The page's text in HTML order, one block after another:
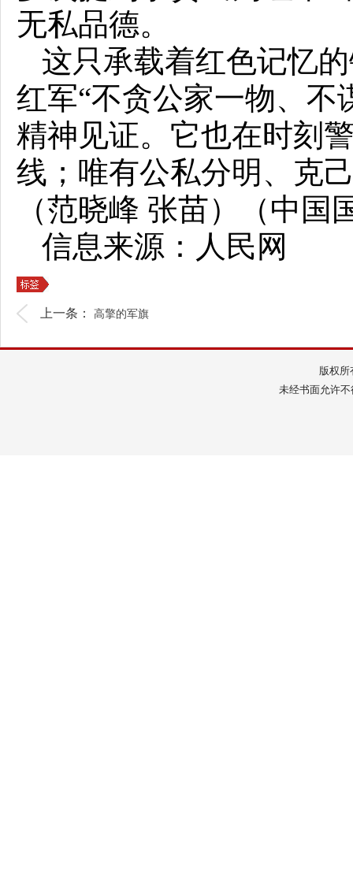
无私品德。
这只承载着红色记忆
红军“不贪公家一物、不
精神见证。它也在时刻
线；唯有公私分明、克
（范晓峰 张苗）（中国
信息来源：人民网
上一条： 高擎的军旗
版权
未经书面允许